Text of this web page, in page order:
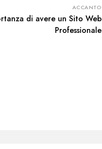
ACCANTO
di avere un Sito Web
Professionale